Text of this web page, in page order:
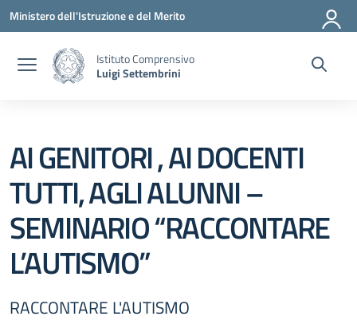
Vai ai contenuti
Vai al menu di navigazione
Vai al footer
Ministero dell'Istruzione e del Merito
Istituto Comprensivo
Luigi Settembrini
AI GENITORI , AI DOCENTI
TUTTI, AGLI ALUNNI –
SEMINARIO “RACCONTARE
L’AUTISMO”
RACCONTARE L'AUTISMO